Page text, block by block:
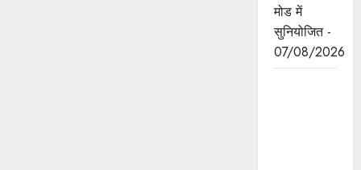
मोड में
सुनियोजित -
07/08/2026